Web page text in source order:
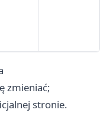
zmieniać;
stronie.